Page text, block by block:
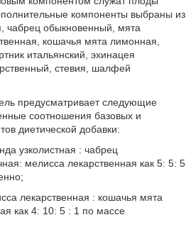
компоненты выбраны из
чабрец обыкновенный, мята
кошачья мята лимонная,
итальянский, эхинацея
стевия, шалфей
предусматривает следующие
соотношения базовых и
диетической добавки:
узколистная : чабрец
мелисса лекарственная как 5: 5: 5
лекарственная : кошачья мята
как 4: 10: 5 : 1 по массе